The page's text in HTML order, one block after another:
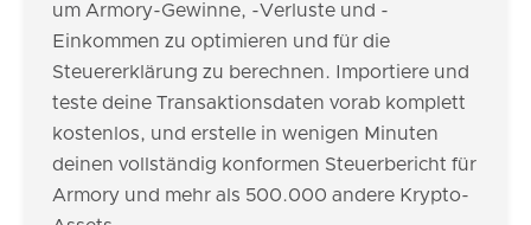
um Armory-Gewinne, -Verluste und -
Einkommen zu optimieren und für die
Steuererklärung zu berechnen. Importiere und
teste deine Transaktionsdaten vorab komplett
kostenlos, und erstelle in wenigen Minuten
deinen vollständig konformen Steuerbericht für
Armory und mehr als 500.000 andere Krypto-